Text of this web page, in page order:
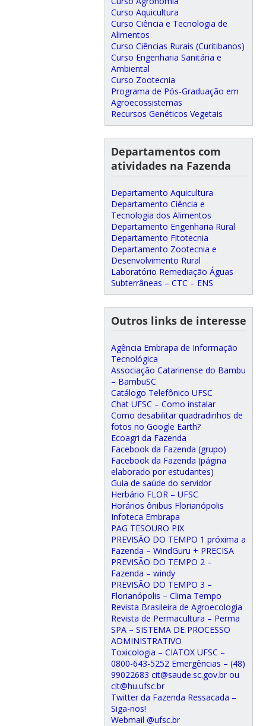
Curso Aquicultura
Curso Ciência e Tecnologia de
Alimentos
Curso Ciências Rurais (Curitibanos)
Curso Engenharia Sanitária e
Ambiental
Curso Zootecnia
Programa de Pós-Graduação em
Agroecossistemas
Recursos Genéticos Vegetais
Departamentos com
atividades na Fazenda
Departamento Aquicultura
Departamento Ciência e
Tecnologia dos Alimentos
Departamento Engenharia Rural
Departamento Fitotecnia
Departamento Zootecnia e
Desenvolvimento Rural
Laboratório Remediação Águas
Subterrâneas – CTC – ENS
Outros links de interesse
Agência Embrapa de Informação
Tecnológica
Associação Catarinense do Bambu
– BambuSC
Catálogo Telefônico UFSC
Chat UFSC – Como instalar
Como desabilitar quadradinhos de
fotos no Google Earth?
Ecoagri da Fazenda
Facebook da Fazenda (grupo)
Facebook da Fazenda (página
elaborado por estudantes)
Guia de saúde do servidor
Herbário FLOR – UFSC
Horários ônibus Florianópolis
Infoteca Embrapa
PAG TESOURO PIX
PREVISÃO DO TEMPO 1 próxima a
Fazenda – WindGuru + PRECISA
PREVISÃO DO TEMPO 2 –
Fazenda – windy
PREVISÃO DO TEMPO 3 –
Florianópolis – Clima Tempo
Revista Brasileira de Agroecologia
Revista de Permacultura – Perma
SPA – SISTEMA DE PROCESSO
ADMINISTRATIVO
Toxicologia – CIATOX UFSC –
0800-643-5252 Emergências – (48)
99022683 cit@saude.sc.gov.br ou
cit@hu.ufsc.br
Twitter da Fazenda Ressacada –
Siga-nos!
Webmail @ufsc.br